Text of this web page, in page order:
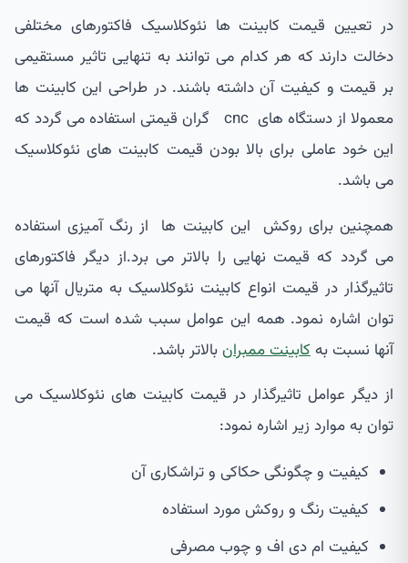
در تعیین قیمت کابینت ها نئوکلاسیک فاکتورهای مختلفی
دخالت دارند که هر کدام می توانند به تنهایی تاثیر مستقیمی
بر قیمت و کیفیت آن داشته باشند. در طراحی این کابینت ها
معمولا از دستگاه های cnc گران قیمتی استفاده می گردد که
این خود عاملی برای بالا بودن قیمت کابینت های نئوکلاسیک
می باشد.
همچنین برای روکش این کابینت ها از رنگ آمیزی استفاده
می گردد که قیمت نهایی را بالاتر می برد.از دیگر فاکتورهای
تاثیرگذار در قیمت انواع کابینت نئوکلاسیک به متریال آنها می
توان اشاره نمود. همه این عوامل سبب شده است که قیمت
آنها نسبت بهکابینت ممبرانبالاتر باشد.
از دیگر عوامل تاثیرگذار در قیمت کابینت های نئوکلاسیک می
توان به موارد زیر اشاره نمود:
کیفیت و چگونگی حکاکی و تراشکاری آن
کیفیت رنگ و روکش مورد استفاده
کیفیت ام دی اف و چوب مصرفی